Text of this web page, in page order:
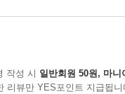
작성 시 일반회원 50원, 마니
리뷰만 YES포인트 지급됩니